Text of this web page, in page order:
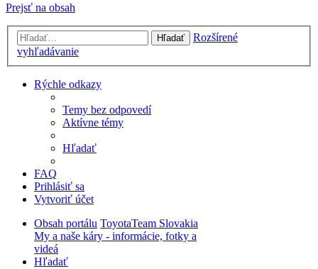
Prejsť na obsah
Hľadať
Rozšírené
vyhľadávanie
Rýchle odkazy
Temy bez odpovedí
Aktívne témy
Hľadať
FAQ
Prihlásiť sa
Vytvoriť účet
Obsah portálu ToyotaTeam Slovakia
My a naše káry - informácie, fotky a
videá
Hľadať